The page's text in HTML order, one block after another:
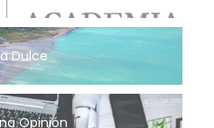
Dulce
Opinión